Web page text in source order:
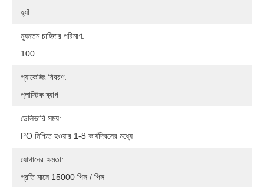
হ্যাঁ
ন্যূনতম চাহিদার পরিমাণ:
100
প্যাকেজিং বিবরণ:
প্লাস্টিক ব্যাগ
ডেলিভারি সময়:
PO নিশ্চিত হওয়ার 1-8 কার্যদিবসের মধ্যে
যোগানের ক্ষমতা:
প্রতি মাসে 15000 পিস / পিস